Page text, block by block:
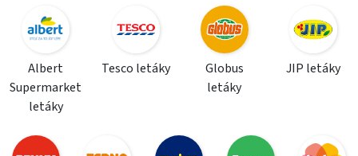
Albert
Supermarket
letáky
Tesco letáky
Globus
letáky
JIP letáky